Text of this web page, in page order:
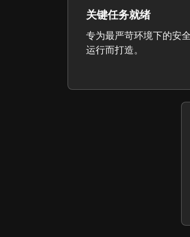
关键任务就绪
专为最严苛环境下的安
运行而打造。